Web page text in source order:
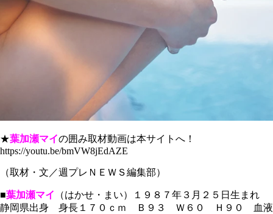
★葉加瀬マイの囲み取材動画は本サイトへ！
https://youtu.be/bmVW8jEdAZE
（取材・文／週プレＮＥＷＳ編集部）
■葉加瀬マイ
（はかせ・まい）１９８７年３月２５日生まれ
静岡県出身 身長１７０ｃｍ Ｂ９３ Ｗ６０ Ｈ９０ 血液